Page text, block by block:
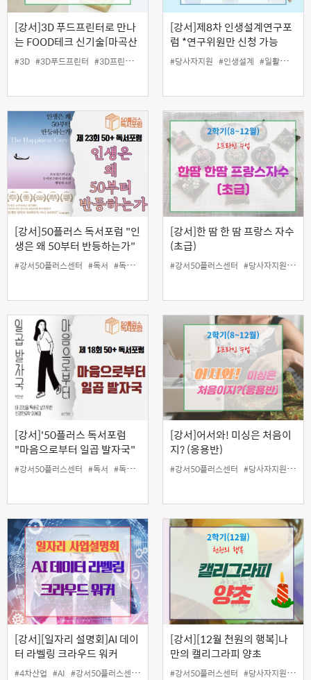
[강서]3D 푸드프린터로 만나
는 FOOD테크 신기술[마곡산
업단지 개발업체 대표 직강]
#3D #3D푸드프린터 #3D프린터 #4차산업 #강서50플러스센터 #원데이 #일활
[강서]제8차 인생설계연구포
럼 *연구위원만 신청 가능
#당사자지원 #인생설계 #일활동지원
[강서]50플러스 독서포럼 "인
생은 왜 50부터 반등하는가"
#강서50플러스센터 #독서 #독서포럼 #토론
[강서]한 땀 한 땀 프랑스 자수
(초급)
#강서50플러스센터 #당사자지원 #여
[강서]'50플러스 독서포럼
"마음으로부터 일곱 발자국"
#강서50플러스센터 #독서 #독서포럼 #토론
[강서]어서와! 미싱은 처음이
지? (응용반)
#강서50플러스센터 #당사자지원 #미
[강서][일자리 설명회]AI 데이
터 라벨링 크라우드 워커
#4차산업 #AI #강서50플러스센터 #데이터 #라벨러 #모집 #설명회 #일자리
[강서][12월 천원의 행복]나
만의 캘리그라피 양초
#강서50플러스센터 #당사자지원 #양